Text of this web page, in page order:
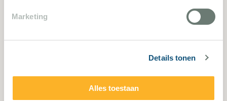
Marketing
Details tonen
Alles toestaan